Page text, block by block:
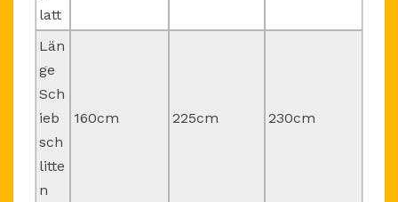
latt
Län
ge
Sch
ieb
sch
litte
n
160cm 225cm 230cm